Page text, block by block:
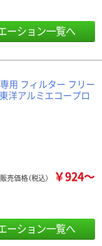
ーション一覧へ
用 フィルター フリー
洋アルミエコープロ
販売価格（税込） ￥924～
ーション一覧へ